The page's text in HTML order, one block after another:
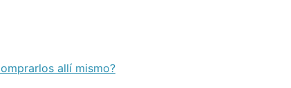
allí mismo?